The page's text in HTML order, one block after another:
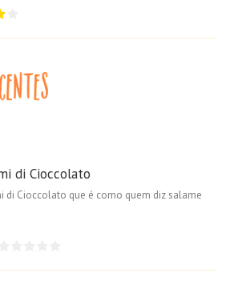
di Cioccolato
di Cioccolato que é como quem diz salame